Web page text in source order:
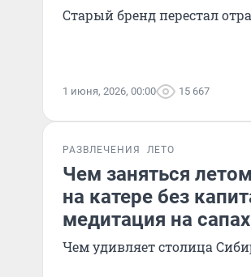
Старый бренд перестал
1 июня, 2026, 00:00 15 667
РАЗВЛЕЧЕНИЯ ЛЕТО
Чем заняться
на катере без
медитация на сапах
Чем удивляет столица